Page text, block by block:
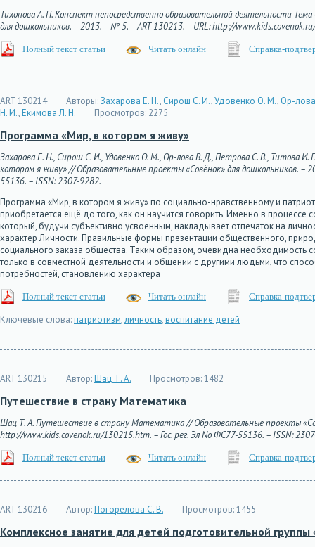
Тихонова А. П. Конспект непосредственно образовательной деятельности
для дошкольников. – 2013. – № 5. – ART 130213. – URL: http://
Полный текст статьи Читать онлайн Справка-
ART 130214 Авторы:Захарова Е. Н., Сирош С. И.,Удовенко О. М., Ор-
Н. И.,Екимова Л. Н. Просмотров: 2275
Программа «Мир, в котором я живу»
Захарова Е. Н., Сирош С. И., Удовенко О. М., Ор-лова В. Д., Петрова С. В., Титова
котором я живу» // Образовательные проекты «Совёнок» для дошкольников. –
55136. – ISSN: 2307-9282.
Программа «Мир, в котором я живу» по социально-нравственному и
приобретается ещё до того, как он научится говорить. Именно в
который, будучи субъективно усвоенным, накладывает отпечаток на
характер Личности. Правильные формы презентации общественного,
социального заказа общества. Таким образом, очевидна необходимость
только в совместной деятельности и общении с другими людьми, что
потребностей, становлению характера
Полный текст статьи Читать онлайн Справка-
Ключевые слова:патриотизм,личность,воспитание детей
ART 130215 Автор:Шац Т. А. Просмотров:1482
Путешествие в страну Математика
Шац Т. А. Путешествие в страну Математика // Образовательные проекты
http://www.kids.covenok.ru/130215.htm. – Гос. рег. Эл No ФС77-55136. – ISSN:
Полный текст статьи Читать онлайн Справка-
ART 130216 Автор:Погорелова С. В. Просмотров:1455
Комплексное занятие для детей подготовительной